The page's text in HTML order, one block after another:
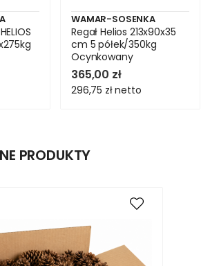
WAMAR-SOSENKA
Regał Helios 213x90x35
cm 5 półek/350kg
Ocynkowany
365,00 zł
296,75 złnetto
PRODUKTY